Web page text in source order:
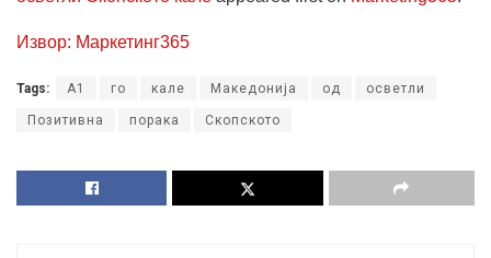
Извор: Маркетинг365
Tags: А1 го кале Македонија од осветли
Позитивна порака Скопското